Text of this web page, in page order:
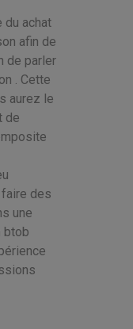
du achat
afin de
de parler
. Cette
aurez le
de
des
une
btob